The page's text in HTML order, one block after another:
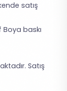
satış
baskı
Satış